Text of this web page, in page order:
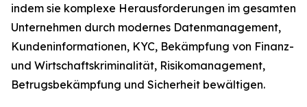
indem sie komplexe Herausforderungen im gesamten
Unternehmen durch modernes Datenmanagement,
Kundeninformationen, KYC, Bekämpfung von Finanz-
und Wirtschaftskriminalität, Risikomanagement,
Betrugsbekämpfung und Sicherheit bewältigen.